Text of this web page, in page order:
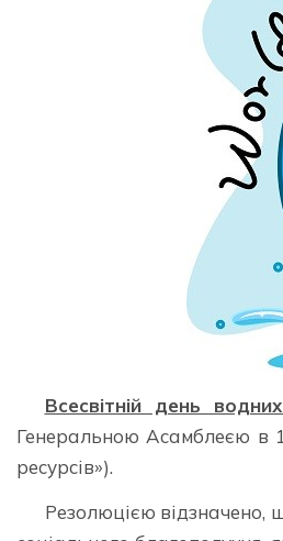
Всесвітній день
Генеральною Асамблеєю в
ресурсів»).
Резолюцією відзначено,